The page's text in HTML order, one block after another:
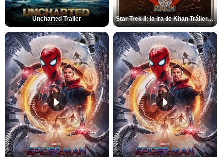
Uncharted Trailer Star Trek II: la ira de Khan Tráiler VO